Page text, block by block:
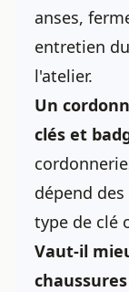
anses,
entretien
l'atelier.
Un
clés et
dépend
type de clé
Vaut-il